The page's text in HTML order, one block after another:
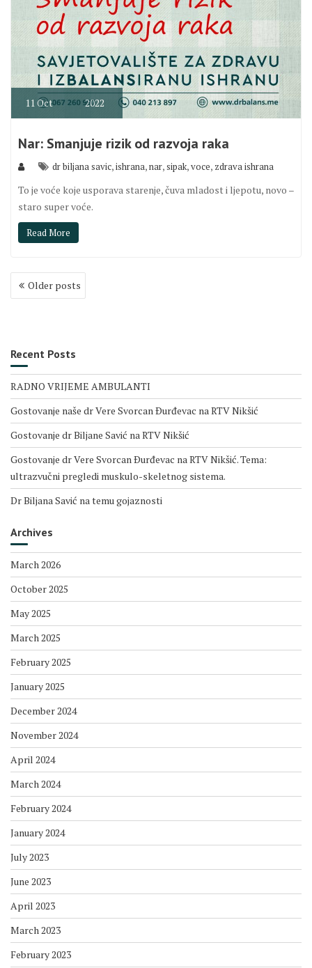
11 Oct 2022
Nar: Smanjuje rizik od razvoja raka
dr biljana savic,ishrana,nar,sipak,voce, zdrava ishrana
To je voće koje usporava starenje, čuva mladost i ljepotu, novo –
staro super voće.
Read More
Posts
navigation
Older posts
Recent Posts
RADNO VRIJEME AMBULANTI
Gostovanje naše dr Vere Svorcan Ðurđevac na RTV Nikšić
Gostovanje dr Biljane Savić na RTV Nikšić
Gostovanje dr Vere Svorcan Ðurđevac na RTV Nikšić. Tema:
ultrazvučni pregledi muskulo-skeletnog sistema.
Dr Biljana Savić na temu gojaznosti
Archives
March 2026
October 2025
May 2025
March 2025
February 2025
January 2025
December 2024
November 2024
April 2024
March 2024
February 2024
January 2024
July 2023
June 2023
April 2023
March 2023
February 2023